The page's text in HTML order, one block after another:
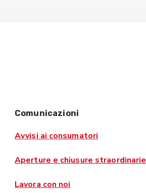
Comunicazioni
Avvisi ai consumatori
Aperture e chiusure straordinarie
Lavora con noi